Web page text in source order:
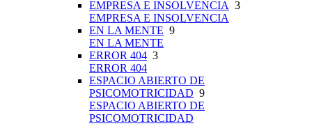
EMPRESA E INSOLVENCIA 3
EMPRESA E INSOLVENCIA
EN LA MENTE 9
EN LA MENTE
ERROR 404 3
ERROR 404
ESPACIO ABIERTO DE
PSICOMOTRICIDAD 9
ESPACIO ABIERTO DE
PSICOMOTRICIDAD